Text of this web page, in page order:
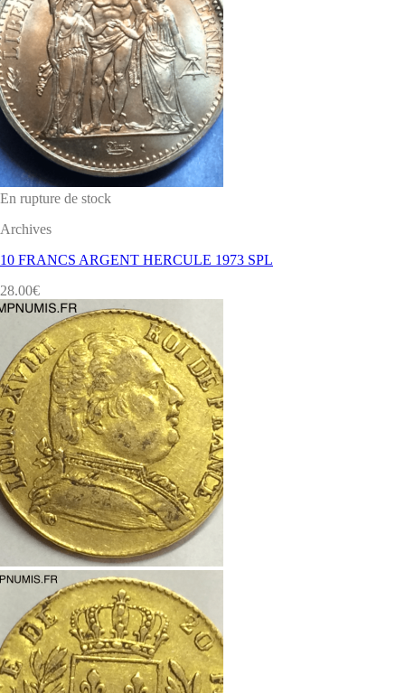
En rupture de stock
Archives
10 FRANCS ARGENT HERCULE 1973 SPL
28.00€